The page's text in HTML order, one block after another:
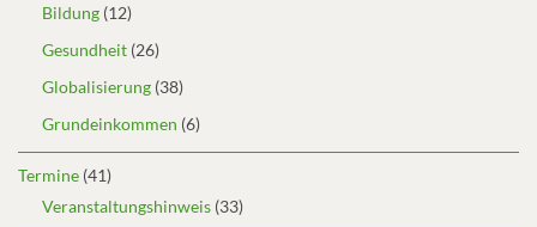
Bildung (12)
Gesundheit (26)
Globalisierung (38)
Grundeinkommen (6)
Termine (41)
Veranstaltungshinweis (33)